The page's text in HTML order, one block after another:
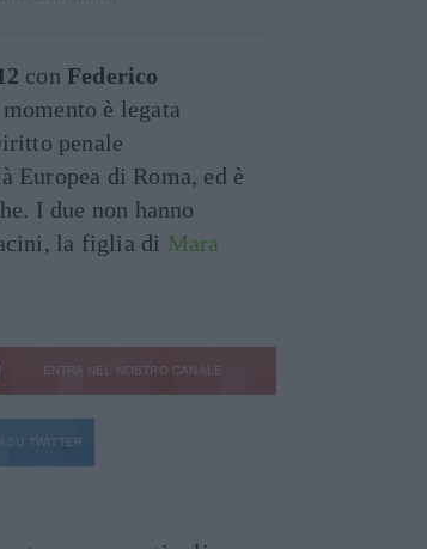
conFederico
è legata
penale
Europea di Roma, ed è
I due non hanno
la figlia di Mara
ENTRA NEL NOSTRO CANALE
SU TWITTER